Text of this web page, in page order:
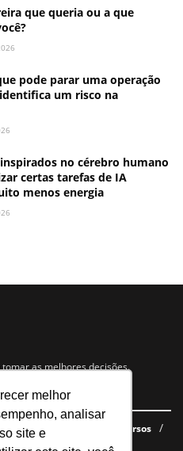
melhor
analisar
site e
que queria ou a que
pode parar uma operação
um risco na
no cérebro humano
certas tarefas de IA
menos energia
as melhores decisões.
E-books gratuitos
Cursos